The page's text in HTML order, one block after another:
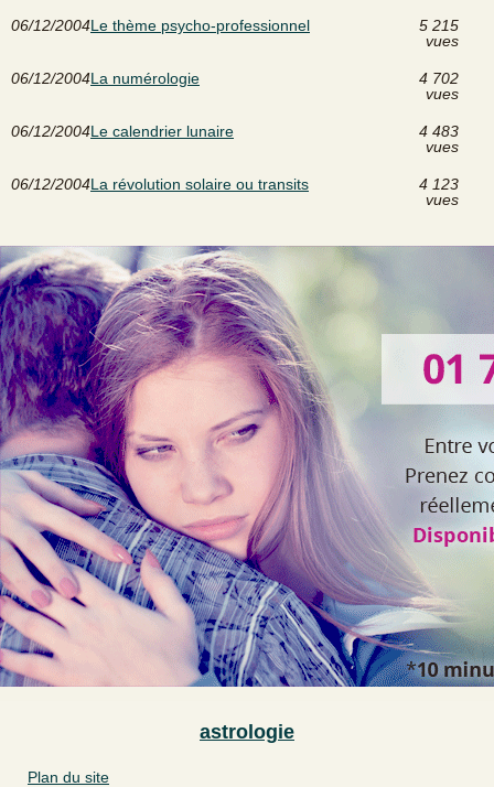
06/12/2004Le thème psycho-professionnel
5 215
vues
06/12/2004La numérologie
4 702
vues
06/12/2004Le calendrier lunaire
4 483
vues
06/12/2004La révolution solaire ou transits
4 123
vues
astrologie
Plan du site